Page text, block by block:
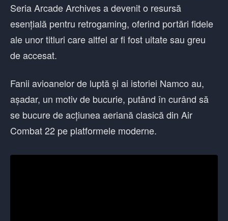
Seria Arcade Archives a devenit o resursă
esențială pentru retrogaming, oferind portări fidele
ale unor titluri care altfel ar fi fost uitate sau greu
de accesat.
Fanii avioanelor de luptă și ai istoriei Namco au,
așadar, un motiv de bucurie, putând în curând să
se bucure de acțiunea aeriană clasică din Air
Combat 22 pe platformele moderne.